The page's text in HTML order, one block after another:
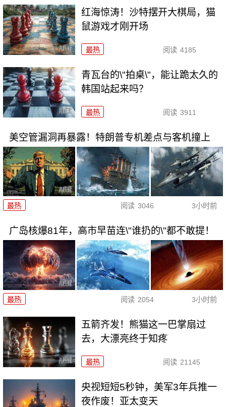
红海惊涛！沙特摆开大棋局，猫
鼠游戏才刚开场
最热 阅读 4185
青瓦台的\"拍桌\"，能让跪太久的
韩国站起来吗？
最热 阅读 3911
美空管漏洞再暴露！特朗普专机差点与客机撞上
最热 阅读 3046 3小时前
广岛核爆81年，高市早苗连\"谁扔的\"都不敢提！
最热 阅读 2054 3小时前
五箭齐发！熊猫这一巴掌扇过
去，大漂亮终于知疼
最热 阅读 21145
央视短短5秒钟，美军3年兵推一
夜作废！亚太变天